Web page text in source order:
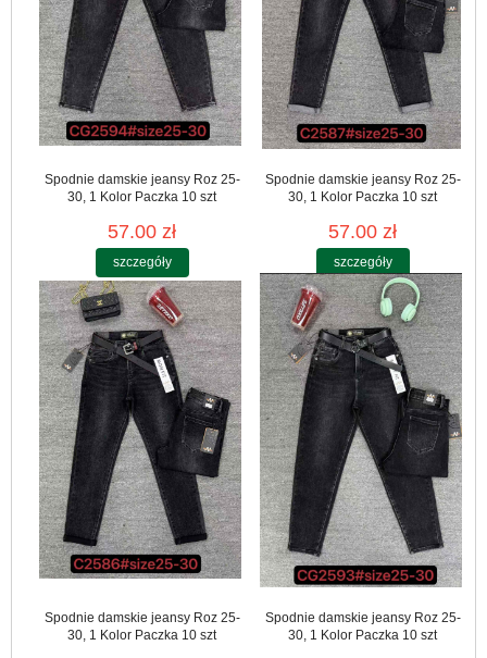
Spodnie damskie jeansy Roz 25-
30, 1 Kolor Paczka 10 szt
57.00 zł
szczegóły
Spodnie damskie jeansy Roz 25-
30, 1 Kolor Paczka 10 szt
57.00 zł
szczegóły
Spodnie damskie jeansy Roz 25-
30, 1 Kolor Paczka 10 szt
Spodnie damskie jeansy Roz 25-
30, 1 Kolor Paczka 10 szt